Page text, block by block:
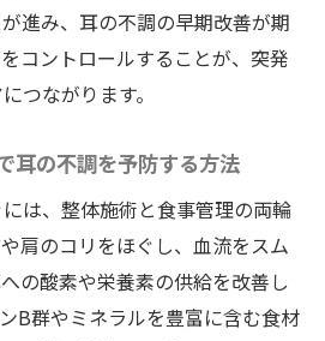
進み、耳の不調の早期改善が期
コントロールすることが、突発
つながります。
耳の不調を予防する方法
は、整体施術と食事管理の両輪
肩のコリをほぐし、血流をスム
の酸素や栄養素の供給を改善し
B群やミネラルを豊富に含む食材